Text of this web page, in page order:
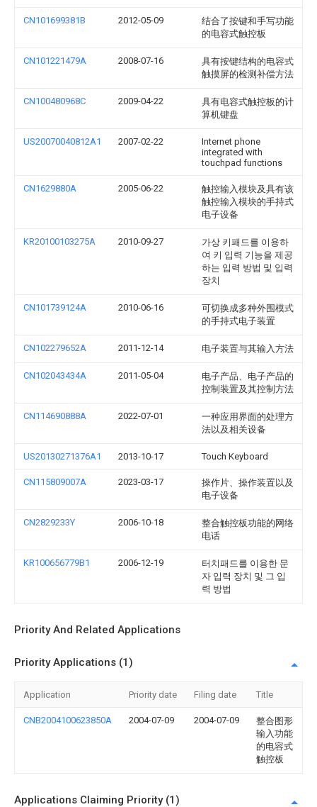
CN101699381B 2012-05-09
结合了按键和手写功能
的电容式触控板
CN101221479A 2008-07-16
具有按键结构的电容式
触摸屏的检测补偿方法
CN100480968C 2009-04-22
具有电容式触控板的计
算机键盘
US20070040812A1 2007-02-22
Internet phone
integrated with
touchpad functions
CN1629880A 2005-06-22
触控输入模块及具有该
触控输入模块的手持式
电子设备
KR20100103275A 2010-09-27
가상 키패드를 이용하
여 키 입력 기능을 제공
하는 입력 방법 및 입력
장치
CN101739124A 2010-06-16
可切换成多种外围模式
的手持式电子装置
CN102279652A 2011-12-14 电子装置与其输入方法
CN102043434A 2011-05-04
电子产品、电子产品的
控制装置及其控制方法
CN114690888A 2022-07-01
一种应用界面的处理方
法以及相关设备
US20130271376A1 2013-10-17 Touch Keyboard
CN115809007A 2023-03-17
操作片、操作装置以及
电子设备
CN2829233Y 2006-10-18
整合触控板功能的网络
电话
KR100656779B1 2006-12-19
터치패드를 이용한 문
자 입력 장치 및 그 입
력 방법
Priority And Related Applications
Priority Applications (1)
Application Priority date Filing date Title
CNB2004100623850A 2004-07-09 2004-07-09
整合图形
输入功能
的电容式
触控板
Applications Claiming Priority (1)